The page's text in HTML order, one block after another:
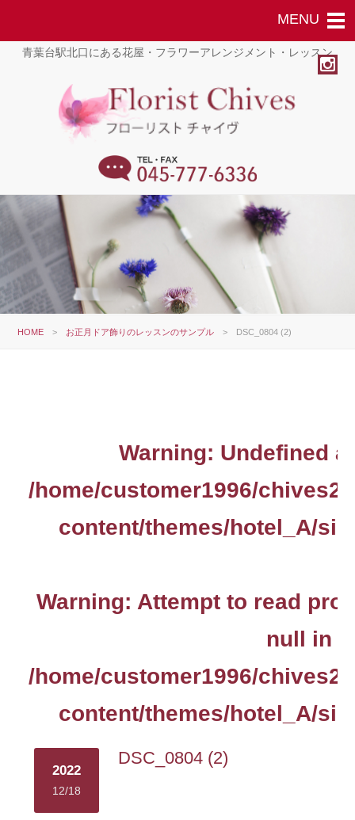
青葉台駅北口にある花屋・フラワーアレンジメント・レッスン
HOME > お正月ドア飾りのレッスンのサンプル > DSC_0804 (2)
Warning: Undefined
/home/customer1996/
content/themes/hotel_A/
Warning: Attempt to read
null in
/home/customer1996/
content/themes/hotel_A/
2022
12/18
DSC_0804 (2)